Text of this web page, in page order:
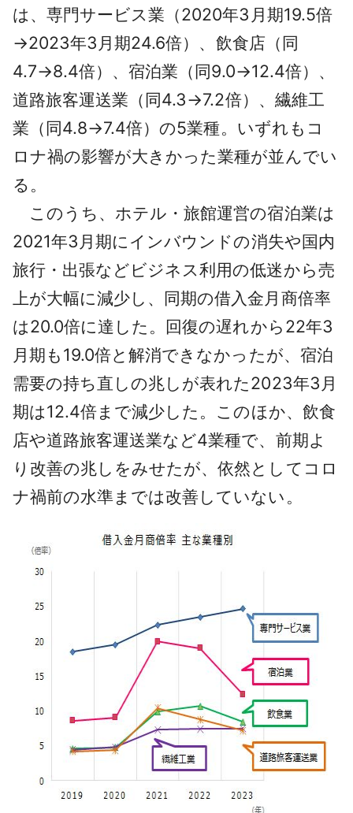
は、専門サービス業（2020年3月期19.5倍
→2023年3月期24.6倍）、飲食店（同
4.7→8.4倍）、宿泊業（同9.0→12.4倍）、
道路旅客運送業（同4.3→7.2倍）、繊維工
業（同4.8→7.4倍）の5業種。いずれもコ
ロナ禍の影響が大きかった業種が並んでい
る。
このうち、ホテル・旅館運営の宿泊業は
2021年3月期にインバウンドの消失や国内
旅行・出張などビジネス利用の低迷から売
上が大幅に減少し、同期の借入金月商倍率
は20.0倍に達した。回復の遅れから22年3
月期も19.0倍と解消できなかったが、宿泊
需要の持ち直しの兆しが表れた2023年3月
期は12.4倍まで減少した。このほか、飲食
店や道路旅客運送業など4業種で、前期よ
り改善の兆しをみせたが、依然としてコロ
ナ禍前の水準までは改善していない。